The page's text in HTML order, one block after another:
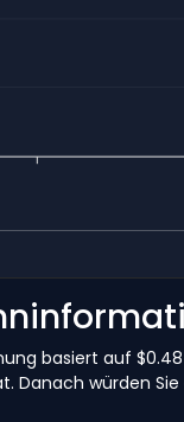
basiert auf
Danach würden